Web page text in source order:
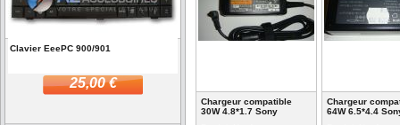
Clavier EeePC 900/901
25,00 €
Chargeur compatible
30W 4.8*1.7 Sony
Chargeur
64W 6.5*4.4